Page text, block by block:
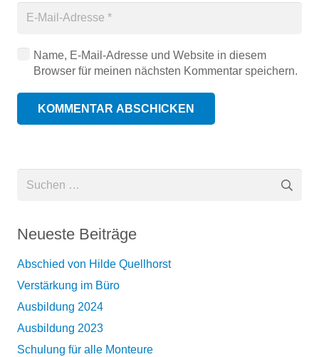
Name, E-Mail-Adresse und Website in diesem
Browser für meinen nächsten Kommentar speichern.
KOMMENTAR ABSCHICKEN
Suchen
Neueste Beiträge
Abschied von Hilde Quellhorst
Verstärkung im Büro
Ausbildung 2024
Ausbildung 2023
Schulung für alle Monteure